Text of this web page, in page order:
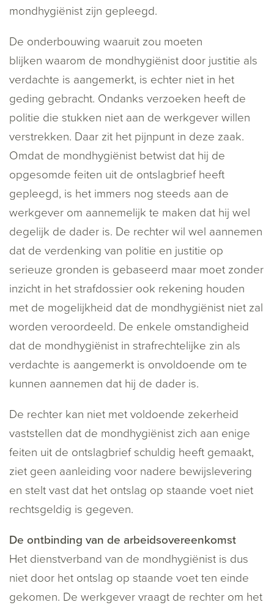
mondhygiënist zijn gepleegd.
De onderbouwing waaruit zou moeten
blijken waarom de mondhygiënist door justitie als
verdachte is aangemerkt, is echter niet in het
geding gebracht. Ondanks verzoeken heeft de
politie die stukken niet aan de werkgever willen
verstrekken. Daar zit het pijnpunt in deze zaak.
Omdat de mondhygiënist betwist dat hij de
opgesomde feiten uit de ontslagbrief heeft
gepleegd, is het immers nog steeds aan de
werkgever om aannemelijk te maken dat hij wel
degelijk de dader is. De rechter wil wel aannemen
dat de verdenking van politie en justitie op
serieuze gronden is gebaseerd maar moet zonder
inzicht in het strafdossier ook rekening houden
met de mogelijkheid dat de mondhygiënist niet zal
worden veroordeeld. De enkele omstandigheid
dat de mondhygiënist in strafrechtelijke zin als
verdachte is aangemerkt is onvoldoende om te
kunnen aannemen dat hij de dader is.
De rechter kan niet met voldoende zekerheid
vaststellen dat de mondhygiënist zich aan enige
feiten uit de ontslagbrief schuldig heeft gemaakt,
ziet geen aanleiding voor nadere bewijslevering
en stelt vast dat het ontslag op staande voet niet
rechtsgeldig is gegeven.
De ontbinding van de arbeidsovereenkomst
Het dienstverband van de mondhygiënist is dus
niet door het ontslag op staande voet ten einde
gekomen. De werkgever vraagt de rechter om het